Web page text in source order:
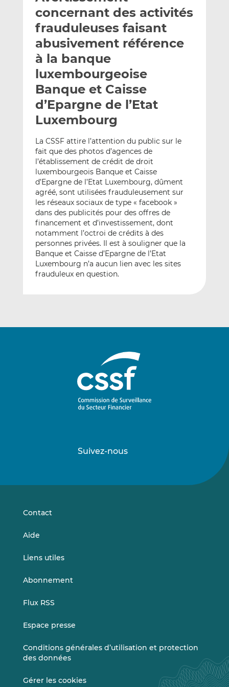
e
p
a
r
m
a
i
g
e
r
s
L
i
n
e
d
I
n
g
e
r
s
F
a
c
b
o
o
k
concernant des activités
frauduleuses faisant
abusivement référence
à la banque
luxembourgeoise
Banque et Caisse
d’Epargne de l’Etat
Luxembourg
La CSSF attire l’attention du public sur le
fait que des photos d’agences de
l’établissement de crédit de droit
luxembourgeois Banque et Caisse
d’Epargne de l’Etat Luxembourg, dûment
agréé, sont utilisées frauduleusement sur
les réseaux sociaux de type « facebook »
dans des publicités pour des offres de
financement et d’investissement, dont
notamment l’octroi de crédits à des
personnes privées. Il est à souligner que la
Banque et Caisse d’Epargne de l’Etat
Luxembourg n’a aucun lien avec les sites
frauduleux en question.
Suivez-nous
sursur
Contact
Aide
Liens utiles
Abonnement
Flux RSS
Espace presse
Conditions générales d’utilisation et protection
des données
Gérer les cookies